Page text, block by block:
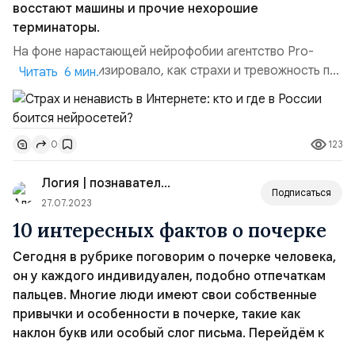
восстают машины и прочие нехорошие
терминаторы.
На фоне нарастающей нейрофобии агентство Pro-
Vision проанализировало, как страхи и тревожность по
поводу ИИ распространяется в соцсетях — и чего на
самом деле боятся россияне. Нейрофобии не делятся
по полу: страх перед ИИ одинаково владеет
мужчинами и женщинами. Однако повышенную
тревожность в два раза чаще испытывают
пользователи без постоянн...
Читать 6 мин.
0 123
Логия | познавательный канал
27.07.2023
Подписаться
10 интересных фактов о почерке
Сегодня в рубрике поговорим о почерке человека,
он у каждого индивидуален, подобно отпечаткам
пальцев. Многие люди имеют свои собственные
привычки и особенности в почерке, такие как
наклон букв или особый слог письма. Перейдём к